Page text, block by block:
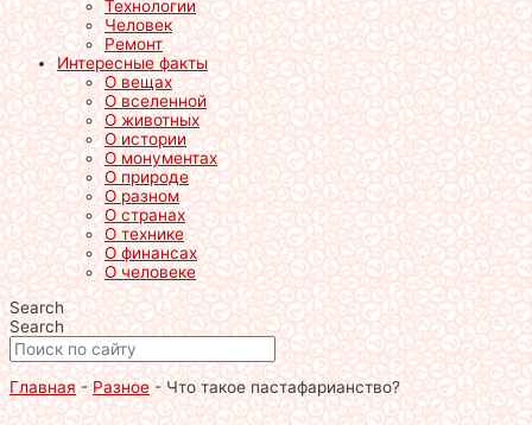
Технологии
Человек
Ремонт
Интересные факты
О вещах
О вселенной
О животных
О истории
О монументах
О природе
О разном
О странах
О технике
О финансах
О человеке
Search
Search
Главная-Разное-Что такое пастафарианство?